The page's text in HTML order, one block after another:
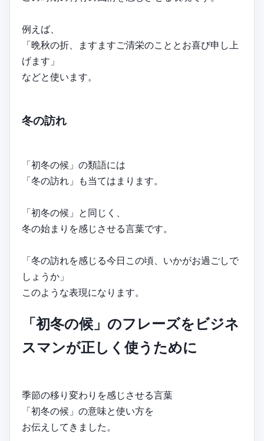
例えば、
「晩秋の折、ますますご清栄のこととお喜び申し上
げます」
などと使います。
冬の訪れ
「初冬の候」の類語には
「冬の訪れ」も当てはまります。
「初冬の候」と同じく、
冬の始まりを感じさせる言葉です。
「冬の訪れを感じる今日この頃、いかがお過ごしで
しょうか」
このような表現になります。
「初冬の候」のフレーズをビジネ
スマンが正しく使うために
季節の移り変わりを感じさせる言葉
「初冬の候」の意味と使い方を
お伝えしてきました。